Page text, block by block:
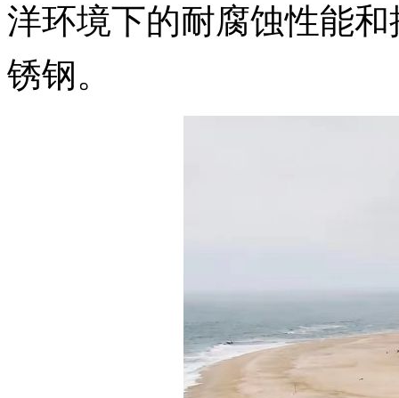
洋环境下的耐腐蚀性能
锈钢。